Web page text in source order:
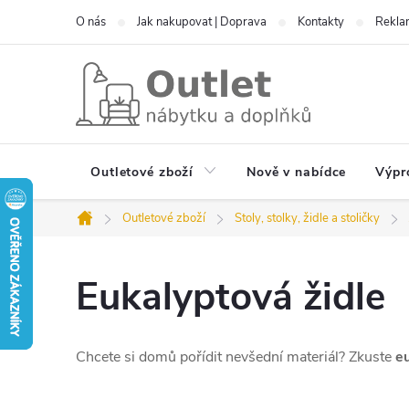
O nás Jak nakupovat | Doprava Kontakty
Outletové zboží Nově v nabídce
Domů
Outletové zboží Stoly, stolky, židle a stoličky
Eukalyptová židle
Chcete si domů pořídit nevšední materiál? Zkuste